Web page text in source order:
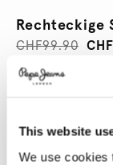
This website
We use cookies
Rechteckige
CHF99.90
Promotions
Variations
FARBEN: Aqua Blue